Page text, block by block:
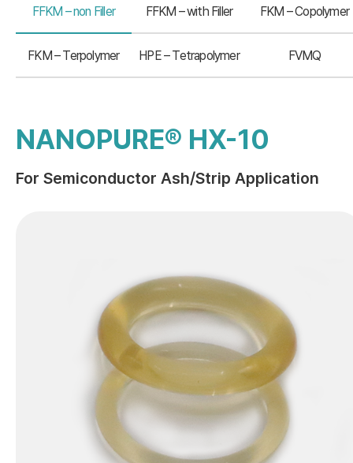
FFKM – non Filler FFKM – with Filler FKM – Copolymer
FKM – Terpolymer HPE – Tetrapolymer FVMQ
NANOPURE® HX-10
For Semiconductor Ash/Strip Application